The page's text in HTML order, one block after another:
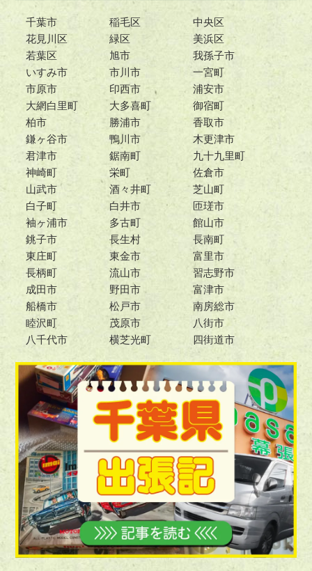
千葉市 稲毛区
中央区
花見川区
緑区
美浜区
若葉区
旭市
我孫子市
いすみ市
市川市
一宮町
市原市
印西市
浦安市
大網白里町
大多喜町
御宿町
柏市
勝浦市
香取市
鎌ヶ谷市
鴨川市
木更津市
君津市
鋸南町
九十九里町
神崎町
栄町
佐倉市
山武市
酒々井町
芝山町
白子町
白井市
匝瑳市
袖ヶ浦市
多古町
館山市
銚子市
長生村
長南町
東庄町
東金市
富里市
長柄町
流山市
習志野市
成田市
野田市
富津市
船橋市
松戸市
南房総市
睦沢町
茂原市
八街市
八千代市
横芝光町 四街道市